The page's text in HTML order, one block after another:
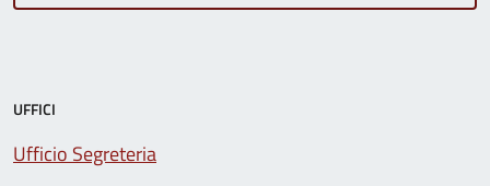
UFFICI
Ufficio Segreteria